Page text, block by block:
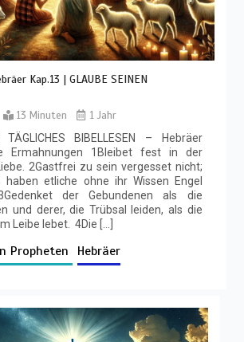
Kap.13 | GLAUBE SEINEN
13 Minuten
1 Jahr
BIBELLESEN – Hebräer
Ermahnungen 1Bleibet fest in der
2Gastfrei zu sein vergesset nicht;
haben etliche ohne ihr Wissen Engel
der Gebundenen als die
und derer, die Trübsal leiden, als die
Leibe lebet. 4Die […]
Propheten Hebräer